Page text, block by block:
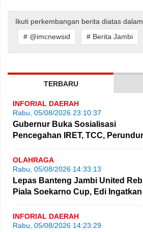
Ikuti perkembangan berita diatas
# @imcnewsid
# Berita Jambi
TERBARU
INFORIAL DAERAH
Rabu, 05/08/2026 23:10:37
Gubernur Buka Sosialisasi
Pencegahan IRET, TCC,
dan Bahaya Narkoba di Bungo
OLAHRAGA
Rabu, 05/08/2026 14:33:13
Lepas Banteng Jambi United
Piala Soekarno Cup, Edi Ingatkan
Pemain Jaga Sportivitas
INFORIAL DAERAH
Rabu, 05/08/2026 14:23:29